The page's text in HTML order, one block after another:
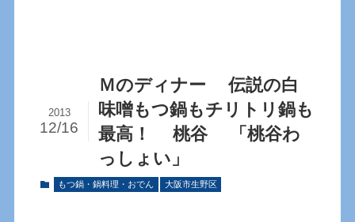
Ｍのディナー 伝説の白
味噌もつ鍋もチリトリ鍋も
最高！ 桃谷 「桃谷わ
っしょい」
2013
12/16
もつ鍋・鍋料理・おでん 大阪市生野区